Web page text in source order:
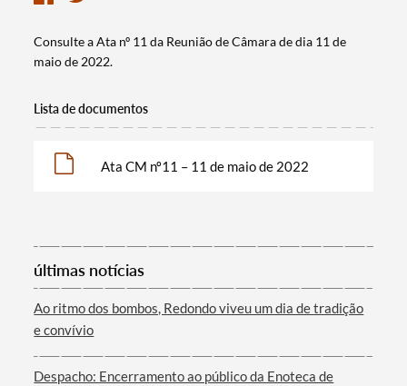
Consulte a Ata nº 11 da Reunião de Câmara de dia 11 de
maio de 2022.
Lista de documentos
Ata CM nº11 – 11 de maio de 2022
últimas notícias
Ao ritmo dos bombos, Redondo viveu um dia de tradição
e convívio
Despacho: Encerramento ao público da Enoteca de